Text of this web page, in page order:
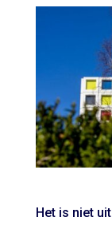
Het is niet